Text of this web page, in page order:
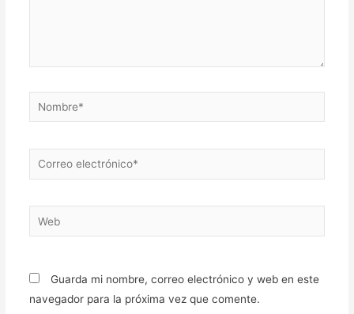
Nombre*
Correo
electrónico*
Web
Guarda mi nombre, correo electrónico y web en este
navegador para la próxima vez que comente.